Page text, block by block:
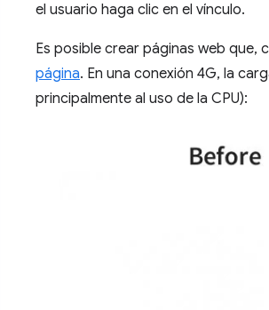
el usuario haga clic en el vínculo.
Es posible crear páginas web que,
página. En una conexión 4G, la
principalmente al uso de la CPU):